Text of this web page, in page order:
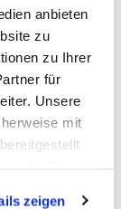
anbieten
zu
zu Ihrer
für
Unsere
mit
zeigen
154,76